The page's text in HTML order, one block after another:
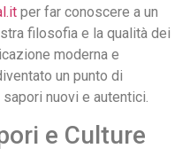
per far conoscere a un
filosofia e la qualità dei
moderna e
un punto di
nuovi e autentici.
e Culture